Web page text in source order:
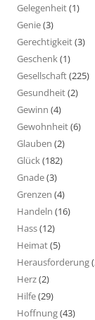
Gelegenheit(1)
Genie(3)
Gerechtigkeit(3)
Geschenk(1)
Gesellschaft(225)
Gesundheit(2)
Gewinn (4)
Gewohnheit(6)
Glauben (2)
Glück(182)
Gnade(3)
Grenzen (4)
Handeln (16)
Hass(12)
Heimat(5)
Herausforderung
Herz(2)
Hilfe(29)
Hoffnung(43)